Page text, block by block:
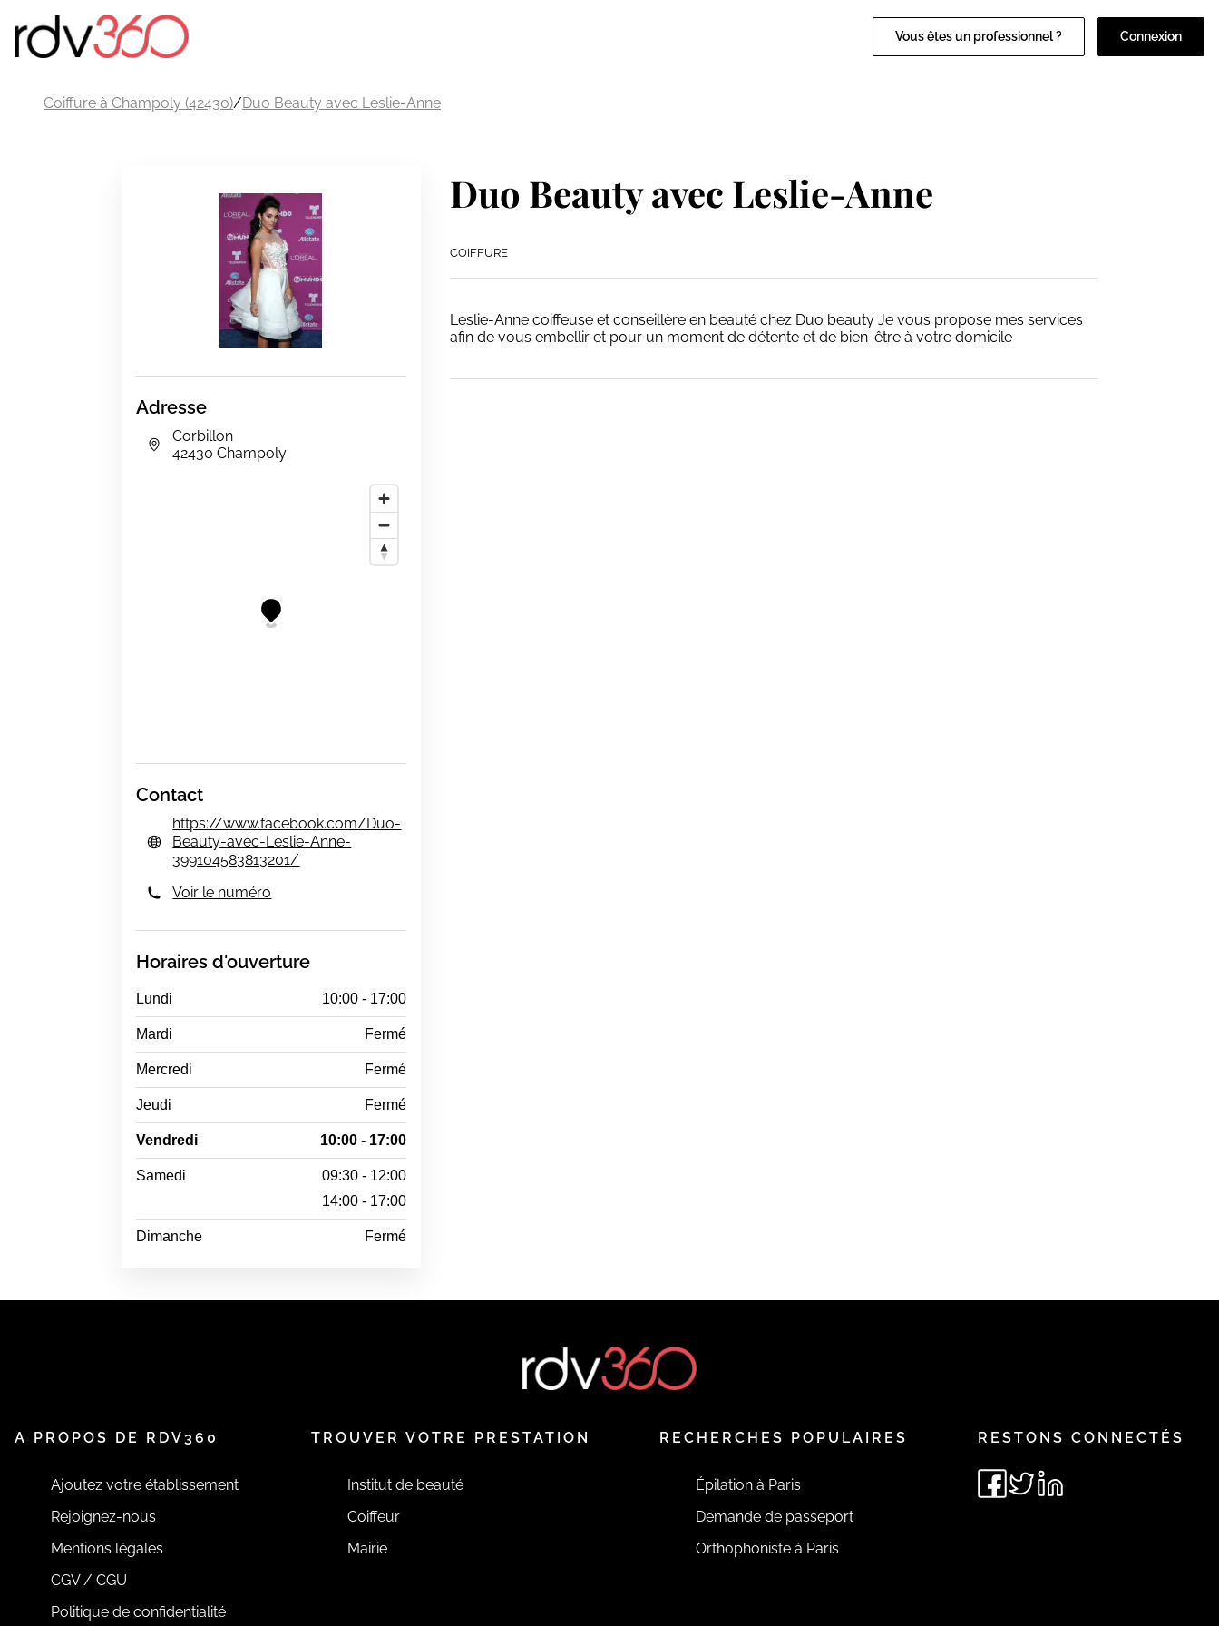
Vous êtes un professionnel ? Connexion
Coiffure à Champoly (42430)/Duo Beauty avec Leslie-Anne
Adresse
Corbillon
42430 Champoly
Contact
https://www.facebook.com/Duo-
Beauty-avec-Leslie-Anne-
399104583813201/
Voir le numéro
Horaires d'ouverture
Lundi 10:00 - 17:00
Mardi Fermé
Mercredi Fermé
Jeudi Fermé
Vendredi 10:00 - 17:00
Samedi
09:30 - 12:00
14:00 - 17:00
Dimanche Fermé
Duo Beauty avec Leslie-Anne
COIFFURE
Leslie-Anne coiffeuse et conseillère en beauté chez Duo beauty Je vous propose mes services
afin de vous embellir et pour un moment de détente et de bien-être à votre domicile
A PROPOS DE RDV360
Ajoutez votre établissement
Rejoignez-nous
Mentions légales
CGV / CGU
Politique de confidentialité
TROUVER VOTRE PRESTATION
Institut de beauté
Coiffeur
Mairie
RECHERCHES POPULAIRES
Épilation à Paris
Demande de passeport
Orthophoniste à Paris
RESTONS CONNECTÉS